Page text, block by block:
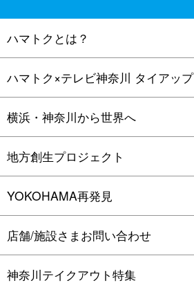
ハマトクとは？
ハマトク×テレビ神奈川 タイアッ
横浜・神奈川から世界へ
地方創生プロジェクト
YOKOHAMA再発見
店舗/施設さまお問い合わせ
神奈川テイクアウト特集